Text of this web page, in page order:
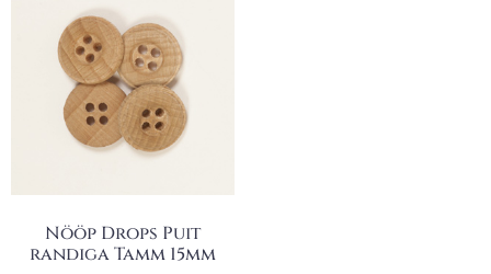
Nööp Drops Puit
randiga Tamm 15mm